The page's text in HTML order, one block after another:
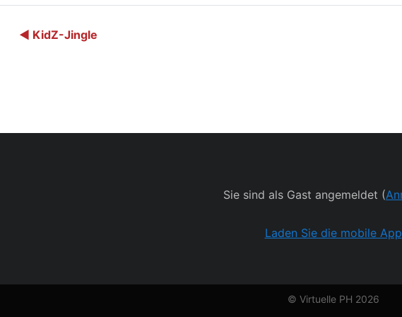
◀︎ KidZ-Jingle
Sie sind als Gast angemeldet (
Laden Sie die mobile App
© Virtuelle PH 2026